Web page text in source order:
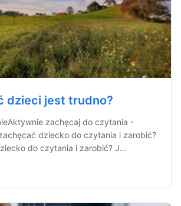
dzieci jest trudno?
zachęcaj do czytania -
dziecko do czytania i zarobić?
do czytania i zarobić? J...